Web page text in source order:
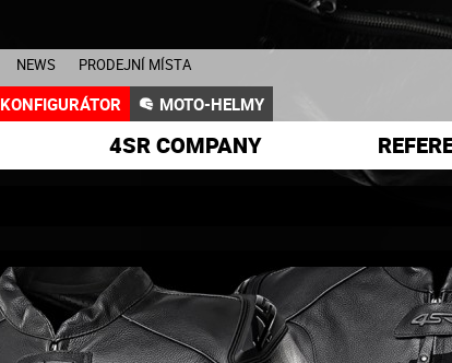
NEWS PRODEJNÍ MÍSTA
KONFIGURÁTOR MOTO-HELMY
4SR COMPANY